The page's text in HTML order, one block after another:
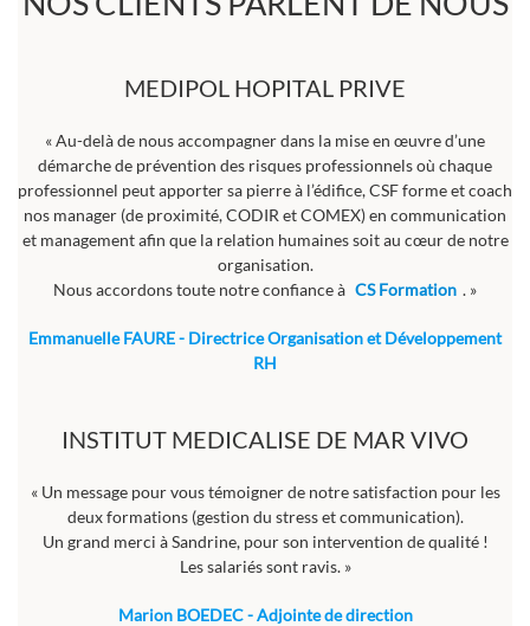
MEDIPOL HOPITAL PRIVE
« Au-delà de nous accompagner dans la mise en œuvre d’une
démarche de prévention des risques professionnels où chaque
professionnel peut apporter sa pierre à l’édifice, CSF forme et coach
nos manager (de proximité, CODIR et COMEX) en communication
et management afin que la relation humaines soit au cœur de notre
organisation.
Nous accordons toute notre confiance à CS Formation . »
Emmanuelle FAURE - Directrice Organisation et Développement
RH
INSTITUT MEDICALISE DE MAR VIVO
« Un message pour vous témoigner de notre satisfaction pour les
deux formations (gestion du stress et communication).
Un grand merci à Sandrine, pour son intervention de qualité !
Les salariés sont ravis. »
Marion BOEDEC - Adjointe de direction